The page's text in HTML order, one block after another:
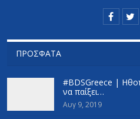
ΠΡΌΣΦΑΤΑ
#BDSGreece |
να παίξει…
Αυγ 9, 2019